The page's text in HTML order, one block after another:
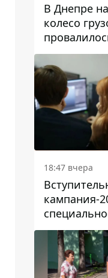
В Днепре
колесо
движение
18:47 вчера
кампания-